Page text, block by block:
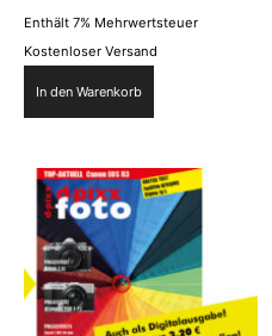
Enthält 7% Mehrwertsteuer
Kostenloser Versand
In den Warenkorb